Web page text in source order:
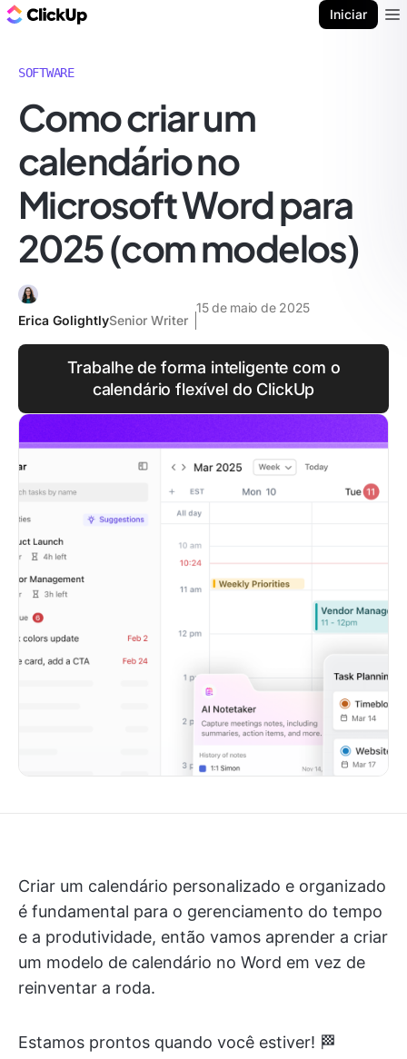
Iniciar
SOFTWARE
Como criar um
calendário no
Microsoft Word para
2025 (com modelos)
Erica GolightlySenior Writer
15 de maio de 2025
Trabalhe de forma inteligente com o
calendário flexível do ClickUp
Criar um calendário personalizado e organizado
é fundamental para o gerenciamento do tempo
e a produtividade, então vamos aprender a criar
um modelo de calendário no Word em vez de
reinventar a roda.
Estamos prontos quando você estiver! 🏁